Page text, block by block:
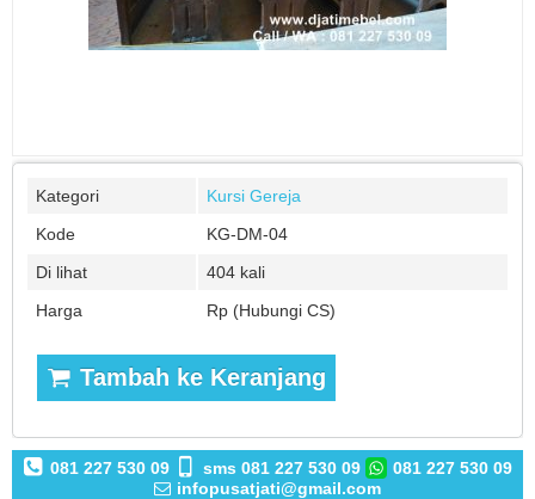
Kategori
Kursi Gereja
Kode
KG-DM-04
Di lihat
404 kali
Harga
Rp (Hubungi CS)
Tambah ke Keranjang
081 227 530 09 sms 081 227 530 09
081 227 530 09
infopusatjati@gmail.com